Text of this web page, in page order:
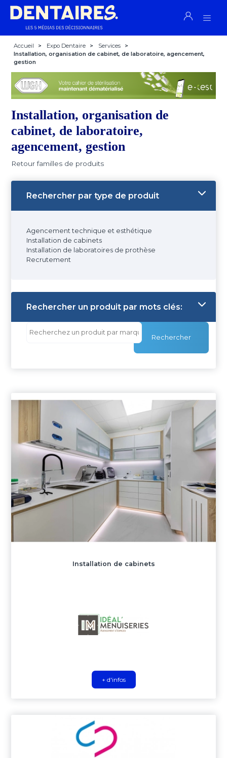
Accueil > Expo Dentaire > Services
>
Installation, organisation de cabinet, de laboratoire, agencement,
gestion
Installation, organisation de
cabinet, de laboratoire,
agencement, gestion
Retour familles de produits
Rechercher par type de produit
Agencement technique et esthétique
Installation de cabinets
Installation de laboratoires de prothèse
Recrutement
Rechercher un produit par mots clés:
Rechercher
Installation de cabinets
+ d'infos